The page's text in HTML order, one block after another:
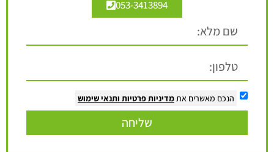
053-3413894
הנכם מאשרים אתמדיניות פרטיות ותנאי שימוש
שליחה